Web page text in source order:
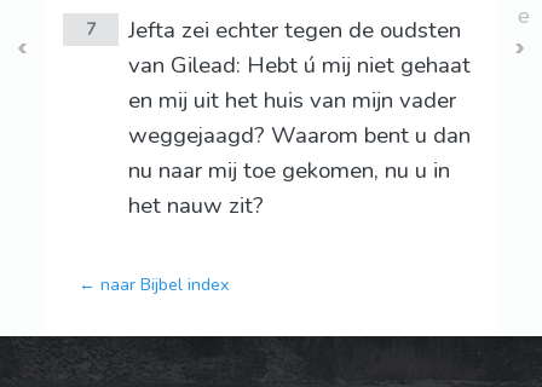
7
Jefta zei echter tegen de oudsten
van Gilead: Hebt ú mij niet gehaat
en mij uit het huis van mijn vader
weggejaagd? Waarom bent u dan
nu naar mij toe gekomen, nu u in
het nauw zit?
← naar Bijbel index
e